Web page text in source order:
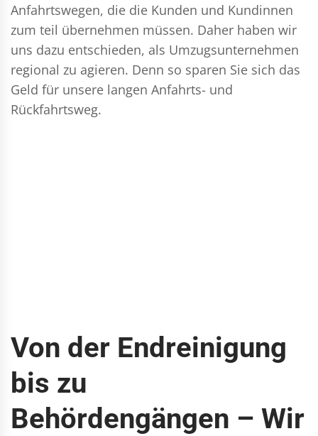
Anfahrtswegen, die die Kunden und Kundinnen
zum teil übernehmen müssen. Daher haben wir
uns dazu entschieden, als Umzugsunternehmen
regional zu agieren. Denn so sparen Sie sich das
Geld für unsere langen Anfahrts- und
Rückfahrtsweg.
Von der Endreinigung
bis zu
Behördengängen – Wir